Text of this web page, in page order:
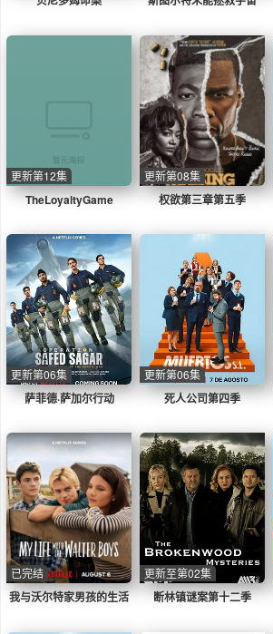
TheLoyaltyGame
更新第12集
权欲第三章第五季
更新第08集
萨菲德·萨加尔行动
更新第06集
死人公司第四季
更新第06集
我与沃尔特家男孩的生活
已完结
断林镇谜案第十二季
更新至第02集